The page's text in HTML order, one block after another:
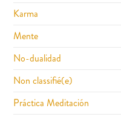
Karma
Mente
No-dualidad
Non classifié(e)
Práctica Meditación